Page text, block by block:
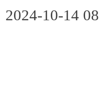
2024-10-14